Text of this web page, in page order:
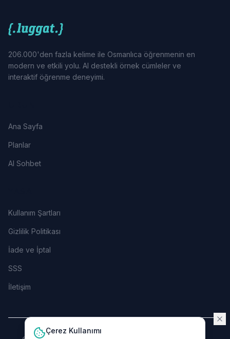
206.000'den fazla kelime ile Osmanlıca öğrenmenin en
modern ve etkili yolu. AI destekli örnek cümleler ve
interaktif öğrenme deneyimi.
Ana Sayfa
Planlar
AI Sohbet
Kullanım Şartları
Gizlilik Politikası
İade ve İptal
SSS
İletişim
Çerez Kullanımı